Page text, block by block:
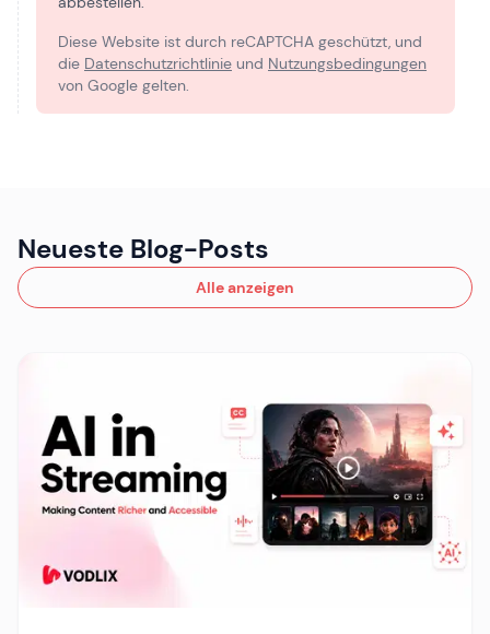
Diese Website ist durch reCAPTCHA geschützt, und
die Datenschutzrichtlinie und Nutzungsbedingungen
von Google gelten.
Neueste Blog-Posts
Alle anzeigen